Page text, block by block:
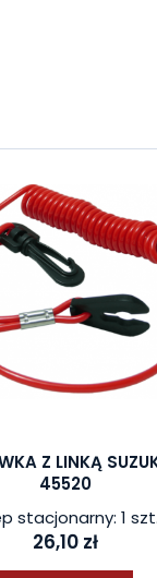
Z LINKĄ
45520
stacjonarny: 1 szt.
26,10 zł